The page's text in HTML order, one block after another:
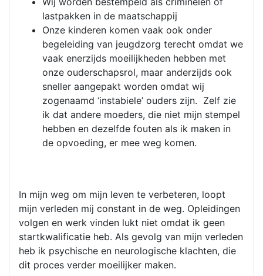
lastpakken in de maatschappij
Onze kinderen komen vaak ook onder
begeleiding van jeugdzorg terecht omdat we
vaak enerzijds moeilijkheden hebben met
onze ouderschapsrol, maar anderzijds ook
sneller aangepakt worden omdat wij
zogenaamd ‘instabiele’ ouders zijn. Zelf zie
ik dat andere moeders, die niet mijn stempel
hebben en dezelfde fouten als ik maken in
de opvoeding, er mee weg komen.
In mijn weg om mijn leven te verbeteren, loopt
mijn verleden mij constant in de weg. Opleidingen
volgen en werk vinden lukt niet omdat ik geen
startkwalificatie heb. Als gevolg van mijn verleden
heb ik psychische en neurologische klachten, die
dit proces verder moeilijker maken.